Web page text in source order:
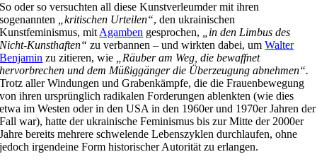
So oder so versuchten all diese Kunstverleumder mit ihren
sogenannten
„kritischen Urteilen“, den ukrainischen
Kunstfeminismus, mit Agamben gesprochen,
„in den Limbus des
Nicht-Kunsthaften“ zu verbannen – und wirkten dabei, umWalter
Benjamin zu zitieren, wie
„Räuber am Weg, die bewaffnet
hervorbrechen und dem Müßiggänger die Überzeugung abnehmen“.
Trotz aller Windungen und Grabenkämpfe, die die Frauenbewegung
von ihren ursprünglich radikalen Forderungen ablenkten (wie dies
etwa im Westen oder in den USA in den 1960er und 1970er Jahren der
Fall war), hatte der ukrainische Feminismus bis zur Mitte der 2000er
Jahre bereits mehrere schwelende Lebenszyklen durchlaufen, ohne
jedoch irgendeine Form historischer Autorität zu erlangen.